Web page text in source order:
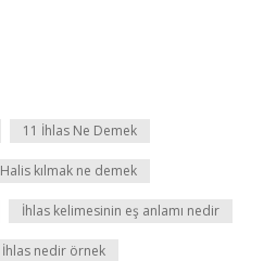
11 İhlas Ne Demek
Halis kılmak ne demek
İhlas kelimesinin eş anlamı nedir
İhlas nedir örnek